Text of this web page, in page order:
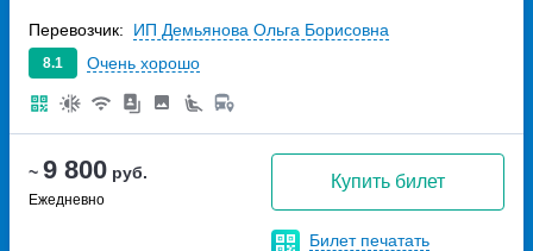
~ 9 800 руб.
Ежедневно
Купить билет
Билет печатать
8.1 Очень хорошо
Перевозчик: ИП Демьянова Ольга Борисовна